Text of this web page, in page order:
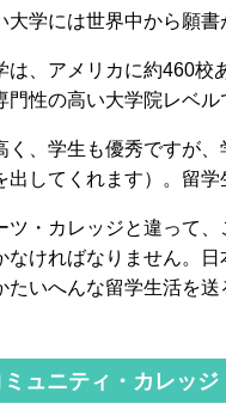
大学には世界中から願書
は、アメリカに約460校
門性の高い大学院レベル
く、学生も優秀ですが
出してくれます）。留
ツ・カレッジと違って
なければなりません。
たいへんな留学生活を送
ミュニティ・カレッジ